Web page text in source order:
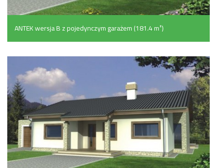
ANTEK wersja B z pojedynczym garażem (181.4 m²)